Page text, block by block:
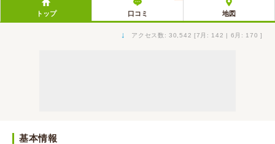
トップ 口コミ 地図
↓ アクセス数: 30,542 [7月: 142 | 6月: 170 ]
基本情報